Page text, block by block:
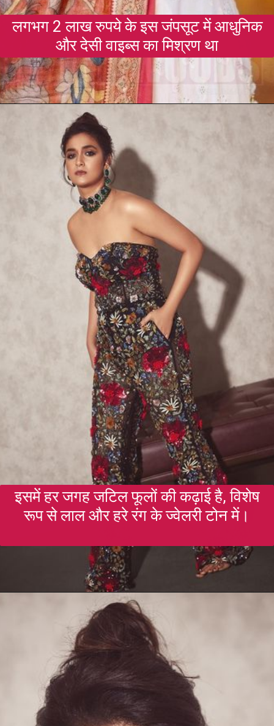
लगभग 2 लाख रुपये के इस जंपसूट में आधुनिक
और देसी वाइब्स का मिश्रण था
इसमें हर जगह जटिल फूलों की कढ़ाई है, विशेष
रूप से लाल और हरे रंग के ज्वेलरी टोन में।